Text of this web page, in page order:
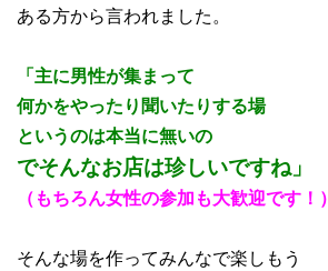
ある方から言われました。
「主に男性が集まって
何かをやったり聞いたりする場
というのは本当に無いの
でそんなお店は珍しいですね」
（もちろん女性の参加も大歓迎です！）
そんな場を作ってみんなで楽しもう